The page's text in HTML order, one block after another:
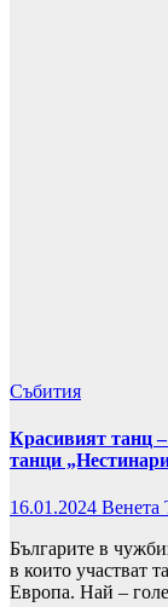
Събития
Красивият танц
танци
16.01.2024 Венета
Българите в
в които участват
Европа. Най –